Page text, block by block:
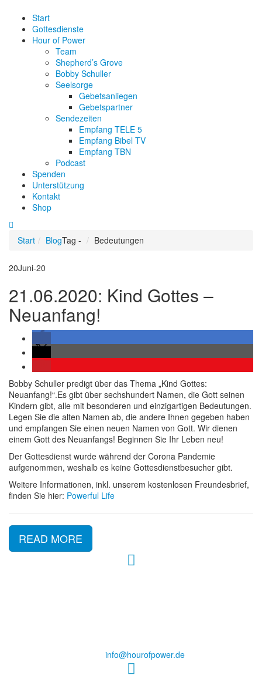
Start
Gottesdienste
Hour of Power
Team
Shepherd’s Grove
Bobby Schuller
Seelsorge
Gebetsanliegen
Gebetspartner
Sendezeiten
Empfang TELE 5
Empfang Bibel TV
Empfang TBN
Podcast
Spenden
Unterstützung
Kontakt
Shop
Start BlogTag - Bedeutungen
20Juni-20
21.06.2020: Kind Gottes –
Neuanfang!
Bobby Schuller predigt über das Thema „Kind Gottes:
Neuanfang!“.Es gibt über sechshundert Namen, die Gott seinen
Kindern gibt, alle mit besonderen und einzigartigen Bedeutungen.
Legen Sie die alten Namen ab, die andere Ihnen gegeben haben
und empfangen Sie einen neuen Namen von Gott. Wir dienen
einem Gott des Neuanfangs! Beginnen Sie Ihr Leben neu!
Der Gottesdienst wurde während der Corona Pandemie
aufgenommen, weshalb es keine Gottesdienstbesucher gibt.
Weitere Informationen, inkl. unserem kostenlosen Freundesbrief,
finden Sie hier: Powerful Life
READ MORE
info@hourofpower.de